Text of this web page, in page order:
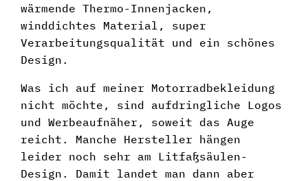
wärmende Thermo-Innenjacken,
winddichtes Material, super
Verarbeitungsqualität und ein schönes
Design.
Was ich auf meiner Motorradbekleidung
nicht möchte, sind aufdringliche Logos
und Werbeaufnäher, soweit das Auge
reicht. Manche Hersteller hängen
leider noch sehr am Litfaßsäulen-
Design. Damit landet man dann aber